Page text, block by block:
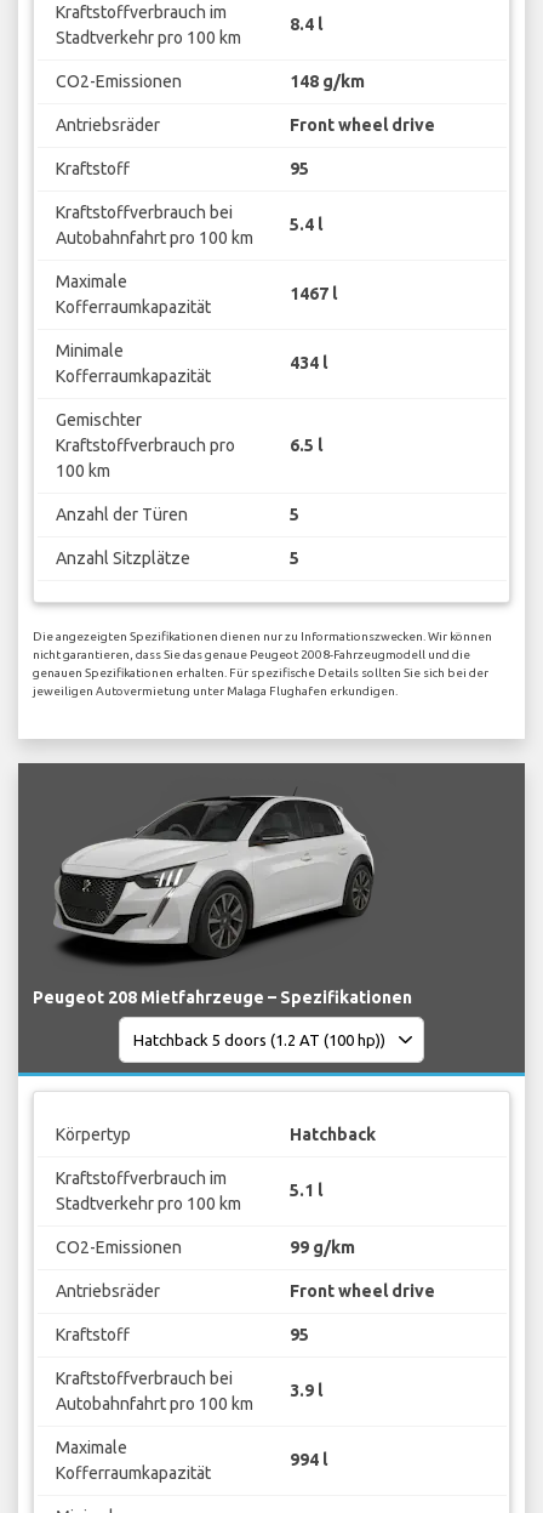
Kraftstoffverbrauch im
Stadtverkehr pro 100 km
8.4 l
CO2-Emissionen 148 g/km
Antriebsräder Front wheel drive
Kraftstoff 95
Kraftstoffverbrauch bei
Autobahnfahrt pro 100 km
5.4 l
Maximale
Kofferraumkapazität
1467 l
Minimale
Kofferraumkapazität
434 l
Gemischter
Kraftstoffverbrauch pro
100 km
6.5 l
Anzahl der Türen 5
Anzahl Sitzplätze 5
Die angezeigten Spezifikationen dienen nur zu Informationszwecken. Wir können
nicht garantieren, dass Sie das genaue Peugeot 2008-Fahrzeugmodell und die
genauen Spezifikationen erhalten. Für spezifische Details sollten Sie sich bei der
jeweiligen Autovermietung unter Malaga Flughafen erkundigen.
Peugeot 208 Mietfahrzeuge – Spezifikationen
Körpertyp Hatchback
Kraftstoffverbrauch im
Stadtverkehr pro 100 km
5.1 l
CO2-Emissionen 99 g/km
Antriebsräder Front wheel drive
Kraftstoff 95
Kraftstoffverbrauch bei
Autobahnfahrt pro 100 km
3.9 l
Maximale
Kofferraumkapazität
994 l